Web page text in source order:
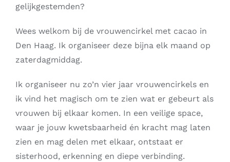
gelijkgestemden?
Wees welkom bij de vrouwencirkel met cacao in
Den Haag. Ik organiseer deze bijna elk maand op
zaterdagmiddag.
Ik organiseer nu zo’n vier jaar vrouwencirkels en
ik vind het magisch om te zien wat er gebeurt als
vrouwen bij elkaar komen. In een veilige space,
waar je jouw kwetsbaarheid én kracht mag laten
zien en mag delen met elkaar, ontstaat er
sisterhood, erkenning en diepe verbinding.